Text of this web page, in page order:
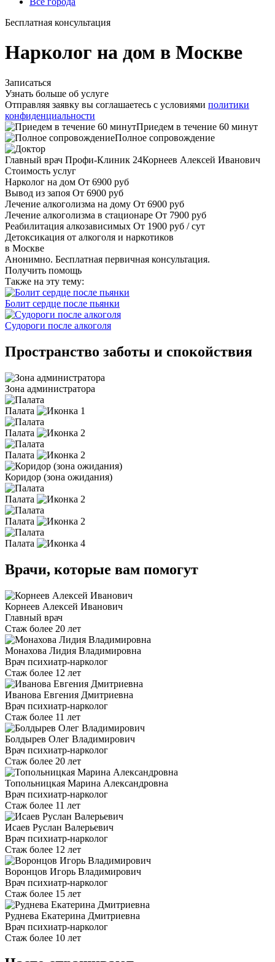
Бесплатная консультация
Нарколог на дом в Москве
Записаться
Узнать больше об услуге
Отправляя заявку вы соглашаетесь с условиями политики
конфиденциальности
Приедем в течение 60 минут
Полное сопровождение
Главный врач Профи-Клиник 24Корнеев Алексей Иванович
Стоимость услуг
Нарколог на дом От 6900 руб
Вывод из запоя От 6900 руб
Лечение алкоголизма на дому От 6900 руб
Лечение алкоголизма в стационаре От 7900 руб
Реабилитация алкозависимых От 1900 руб / сут
Детоксикация от алкоголя и наркотиков
в Москве
Анонимно. Бесплатная первичная консультация.
Получить помощь
Также на эту тему:
Болит сердце после пьянки
Судороги после алкоголя
Пространство заботы и спокойствия
Зона администратора
Палата 1
Палата 2
Палата 2
Коридор (зона ожидания)
Палата 2
Палата 2
Палата 4
Врачи, которые вам помогут
Корнеев Алексей Иванович
Главный врач
Стаж более 20 лет
Монахова Лидия Владимировна
Врач психиатр-нарколог
Стаж более 12 лет
Иванова Евгения Дмитриевна
Врач психиатр-нарколог
Стаж более 11 лет
Болдырев Олег Владимирович
Врач психиатр-нарколог
Стаж более 20 лет
Топольницкая Марина Александровна
Врач психиатр-нарколог
Стаж более 11 лет
Исаев Руслан Валерьевич
Врач психиатр-нарколог
Стаж более 12 лет
Воронцов Игорь Владимирович
Врач психиатр-нарколог
Стаж более 15 лет
Руднева Екатерина Дмитриевна
Врач психиатр-нарколог
Стаж более 10 лет